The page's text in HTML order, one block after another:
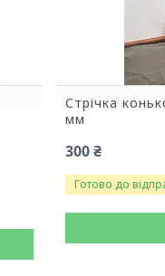
Стрічка
мм
300 ₴
Готово до